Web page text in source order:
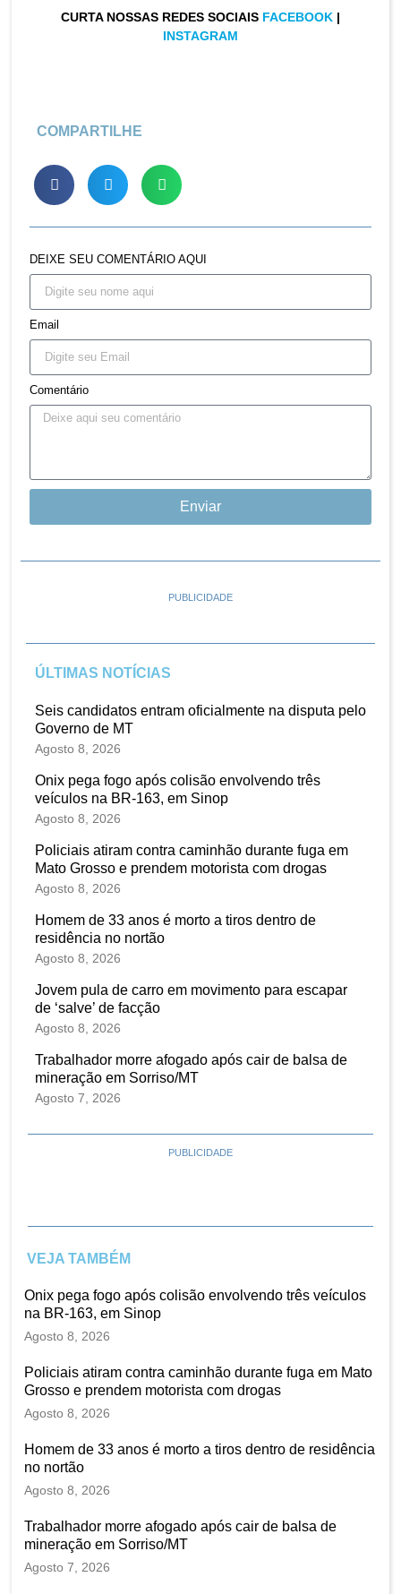
CURTA NOSSAS REDES SOCIAIS FACEBOOK |
INSTAGRAM
COMPARTILHE
DEIXE SEU COMENTÁRIO AQUI
Email
Comentário
Enviar
PUBLICIDADE
ÚLTIMAS NOTÍCIAS
Seis candidatos entram oficialmente na disputa pelo
Governo de MT
Agosto 8, 2026
Onix pega fogo após colisão envolvendo três
veículos na BR-163, em Sinop
Agosto 8, 2026
Policiais atiram contra caminhão durante fuga em
Mato Grosso e prendem motorista com drogas
Agosto 8, 2026
Homem de 33 anos é morto a tiros dentro de
residência no nortão
Agosto 8, 2026
Jovem pula de carro em movimento para escapar
de ‘salve’ de facção
Agosto 8, 2026
Trabalhador morre afogado após cair de balsa de
mineração em Sorriso/MT
Agosto 7, 2026
PUBLICIDADE
VEJA TAMBÉM
Onix pega fogo após colisão envolvendo três veículos
na BR-163, em Sinop
Agosto 8, 2026
Policiais atiram contra caminhão durante fuga em Mato
Grosso e prendem motorista com drogas
Agosto 8, 2026
Homem de 33 anos é morto a tiros dentro de residência
no nortão
Agosto 8, 2026
Trabalhador morre afogado após cair de balsa de
mineração em Sorriso/MT
Agosto 7, 2026